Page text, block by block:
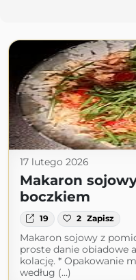
17 lutego 2026
Makaron
boczkiem
19 2 Zapisz
Makaron sojowy z
proste danie obiadowe
kolację. * Opakowanie
według (...)